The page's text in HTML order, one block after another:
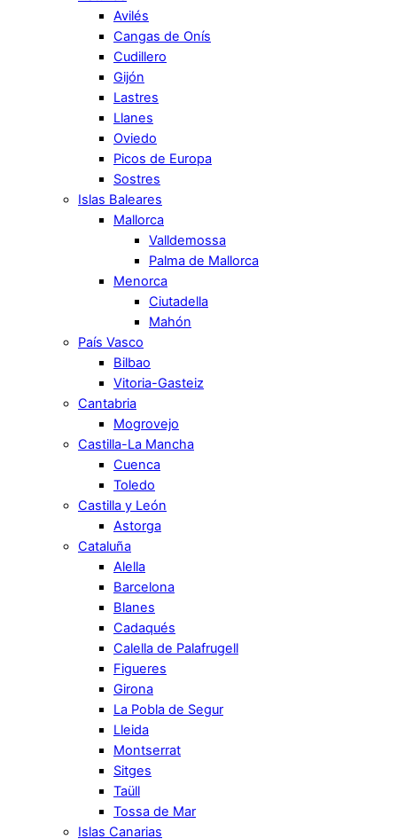
Avilés
Cangas de Onís
Cudillero
Gijón
Lastres
Llanes
Oviedo
Picos de Europa
Sostres
Islas Baleares
Mallorca
Valldemossa
Palma de Mallorca
Menorca
Ciutadella
Mahón
País Vasco
Bilbao
Vitoria-Gasteiz
Cantabria
Mogrovejo
Castilla-La Mancha
Cuenca
Toledo
Castilla y León
Astorga
Cataluña
Alella
Barcelona
Blanes
Cadaqués
Calella de Palafrugell
Figueres
Girona
La Pobla de Segur
Lleida
Montserrat
Sitges
Taüll
Tossa de Mar
Islas Canarias